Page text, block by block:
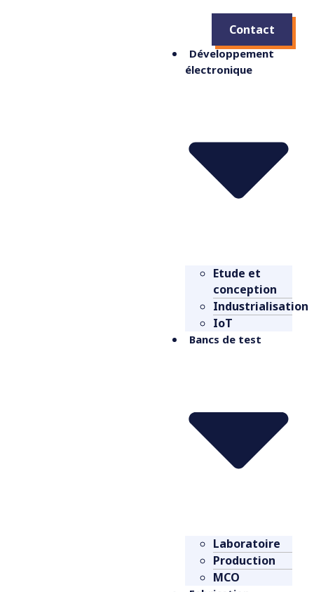
Développement
électronique
Etude et
conception
Industrialisation
IoT
Bancs de test
Laboratoire
Production
MCO
Contact